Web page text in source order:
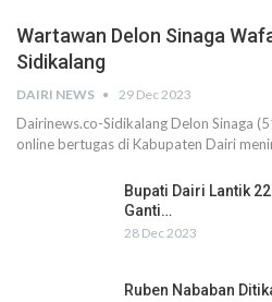
Wartawan Delon Sinaga
Sidikalang
DAIRI NEWS 29 Dec 2023
Dairinews.co-Sidikalang Delon Sinaga
online bertugas di Kabupaten Dairi
Bupati Dairi Lantik
Ganti…
28 Dec 2023
Ruben Nababan